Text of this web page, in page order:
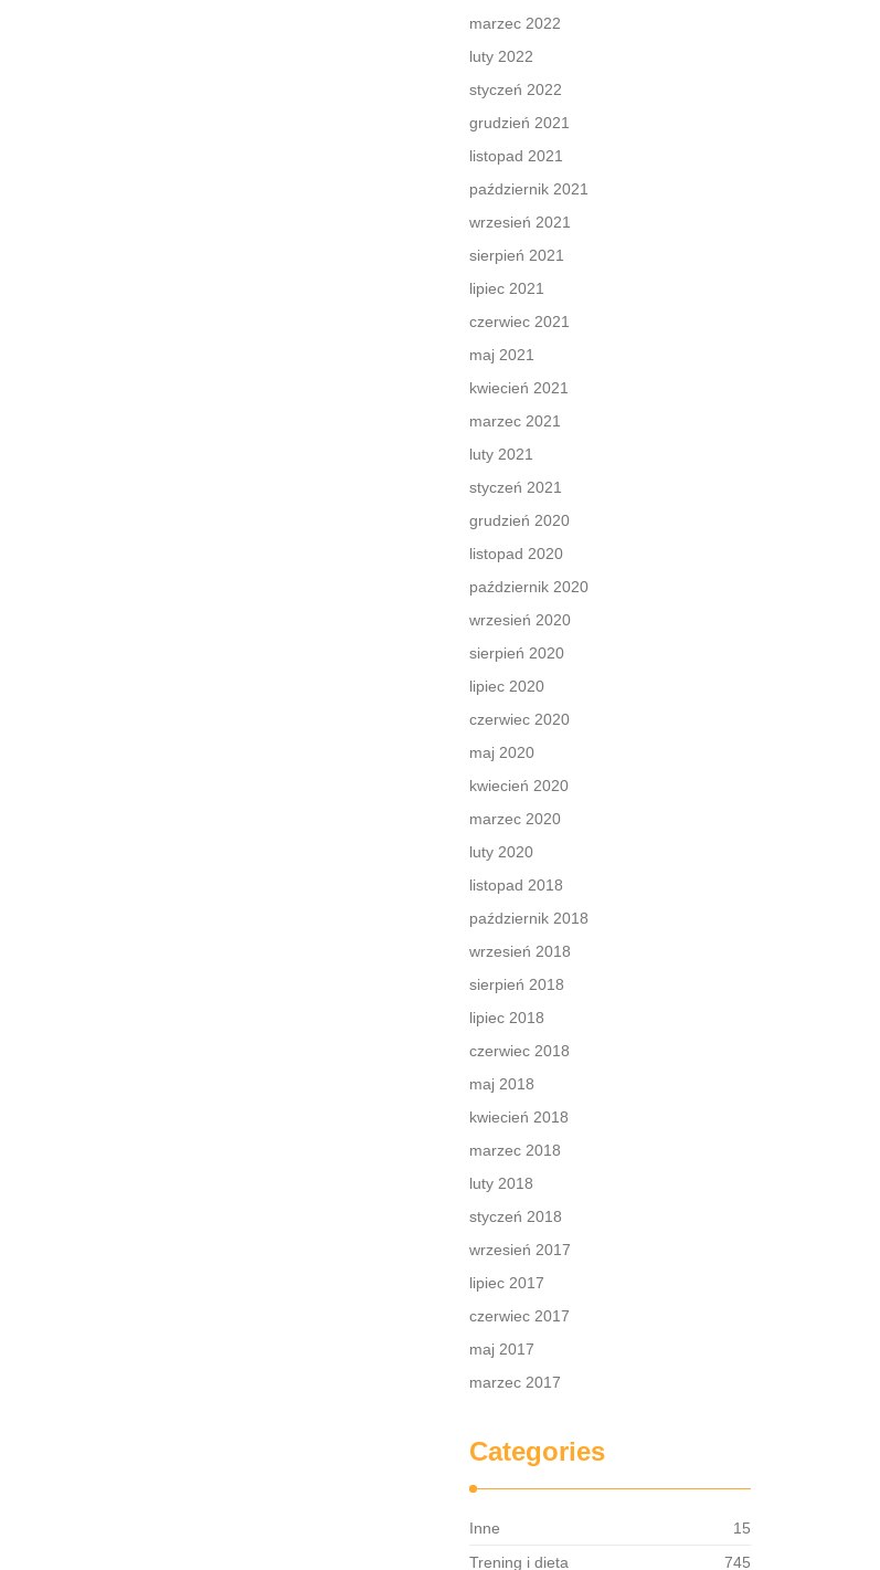
marzec 2022
luty 2022
styczeń 2022
grudzień 2021
listopad 2021
październik 2021
wrzesień 2021
sierpień 2021
lipiec 2021
czerwiec 2021
maj 2021
kwiecień 2021
marzec 2021
luty 2021
styczeń 2021
grudzień 2020
listopad 2020
październik 2020
wrzesień 2020
sierpień 2020
lipiec 2020
czerwiec 2020
maj 2020
kwiecień 2020
marzec 2020
luty 2020
listopad 2018
październik 2018
wrzesień 2018
sierpień 2018
lipiec 2018
czerwiec 2018
maj 2018
kwiecień 2018
marzec 2018
luty 2018
styczeń 2018
wrzesień 2017
lipiec 2017
czerwiec 2017
maj 2017
marzec 2017
Categories
Inne
15
Trening i dieta
745